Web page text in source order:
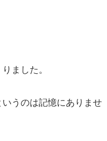
ました。
うのは記憶にありませ